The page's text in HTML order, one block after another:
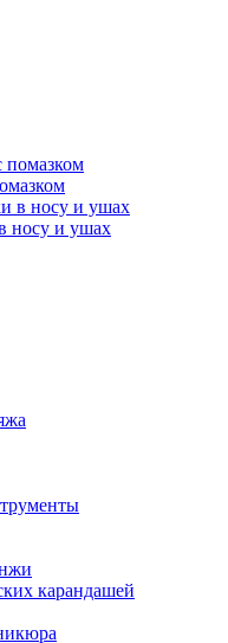
носу и ушах
карандашей